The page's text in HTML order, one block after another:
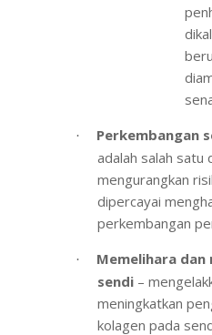
· Perkembangan
adalah salah satu
mengurangkan
dipercayai
perkembangan
·
Memelihara
sendi –
meningkatkan
kolagen pada